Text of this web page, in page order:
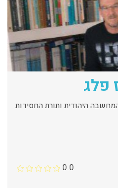
פלג
היהודית ותורת החסידות
0.0